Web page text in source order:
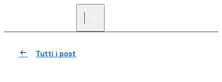
Tutti i post